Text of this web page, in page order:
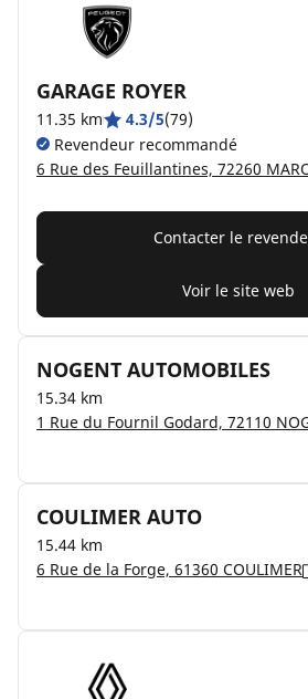
GARAGE ROYER
11.35 km 4.3/5(79)
Revendeur recommandé
Contacter le
Voir le site web
NOGENT AUTOMOBILES
15.34 km
1 Rue du Fournil Godard, 72110
COULIMER AUTO
15.44 km
6 Rue de la Forge, 61360 COULIMER